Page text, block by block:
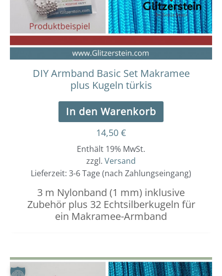
DIY Armband Basic Set Makramee
plus Kugeln türkis
In den Warenkorb
14,50 €
Enthält 19% MwSt.
zzgl. Versand
Lieferzeit: 3-6 Tage (nach Zahlungseingang)
3 m Nylonband (1 mm) inklusive
Zubehör plus 32 Echtsilberkugeln für
ein Makramee-Armband